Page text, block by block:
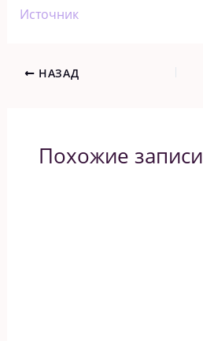
Источник
НАЗАД
Похожие записи